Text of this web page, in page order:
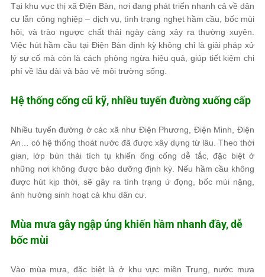
Tại khu vực thị xã Điện Bàn, nơi đang phát triển nhanh cả về dân
cư lẫn công nghiệp – dịch vụ, tình trạng nghẹt hầm cầu, bốc mùi
hôi, và trào ngược chất thải ngày càng xảy ra thường xuyên.
Việc hút hầm cầu tại Điện Bàn định kỳ không chỉ là giải pháp xử
lý sự cố mà còn là cách phòng ngừa hiệu quả, giúp tiết kiệm chi
phí về lâu dài và bảo vệ môi trường sống.
Hệ thống cống cũ kỹ, nhiều tuyến đường xuống cấp
Nhiều tuyến đường ở các xã như Điện Phương, Điện Minh, Điện
An… có hệ thống thoát nước đã được xây dựng từ lâu. Theo thời
gian, lớp bùn thải tích tụ khiến ống cống dễ tắc, đặc biệt ở
những nơi không được bảo dưỡng định kỳ. Nếu hầm cầu không
được hút kịp thời, sẽ gây ra tình trạng ứ đọng, bốc mùi nặng,
ảnh hưởng sinh hoạt cả khu dân cư.
Mùa mưa gây ngập úng khiến hầm nhanh đầy, dễ
bốc mùi
Vào mùa mưa, đặc biệt là ở khu vực miền Trung, nước mưa